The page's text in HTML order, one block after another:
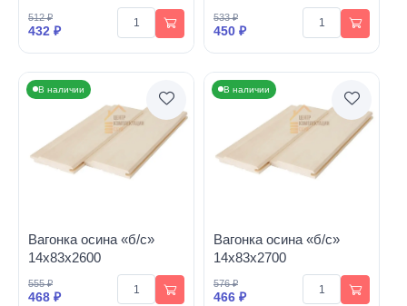
«б/с» 14х83х2400
512 ₽
432 ₽
533 ₽
450 ₽
В наличии
Вагонка осина «б/с»
14х83х2600
555 ₽
468 ₽
В наличии
Вагонка осина «б/с»
14х83х2700
576 ₽
466 ₽